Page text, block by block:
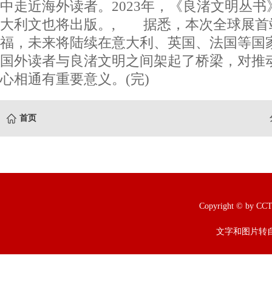
中走近海外读者。2023年，《良渚文明丛
大利文也将出版。, 据悉，本次全球展首
福，未来将陆续在意大利、英国、法国等国
国外读者与良渚文明之间架起了桥梁，对推
心相通有重要意义。(完)
首页
Copyright © by
文字和图片转